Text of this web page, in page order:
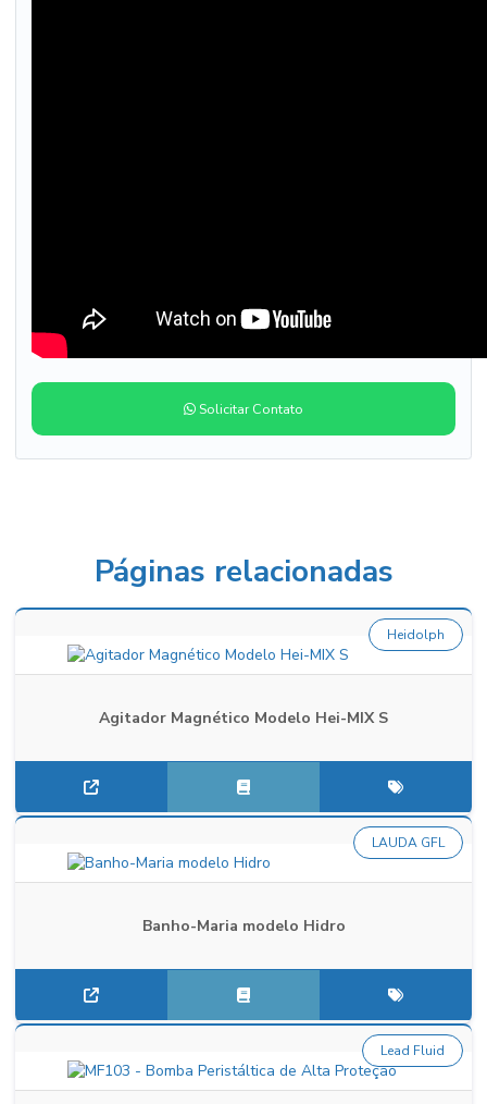
Solicitar Contato
Páginas relacionadas
Agitador Magnético Modelo Hei-MIX S
Heidolph
Banho-Maria modelo Hidro
LAUDA GFL
Lead Fluid